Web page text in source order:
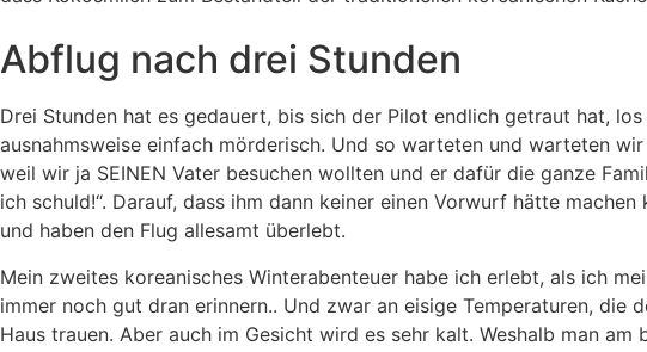
Abflug nach drei Stunden
Drei Stunden hat es gedauert, bis sich der Pilot endlich getraut hat,
ausnahmsweise einfach mörderisch. Und so warteten und warteten
weil wir ja SEINEN Vater besuchen wollten und er dafür die ganze
ich schuld!“. Darauf, dass ihm dann keiner einen Vorwurf hätte
und haben den Flug allesamt überlebt.
Mein zweites koreanisches Winterabenteuer habe ich erlebt, als ich
immer noch gut dran erinnern.. Und zwar an eisige Temperaturen,
Haus trauen. Aber auch im Gesicht wird es sehr kalt. Weshalb man am